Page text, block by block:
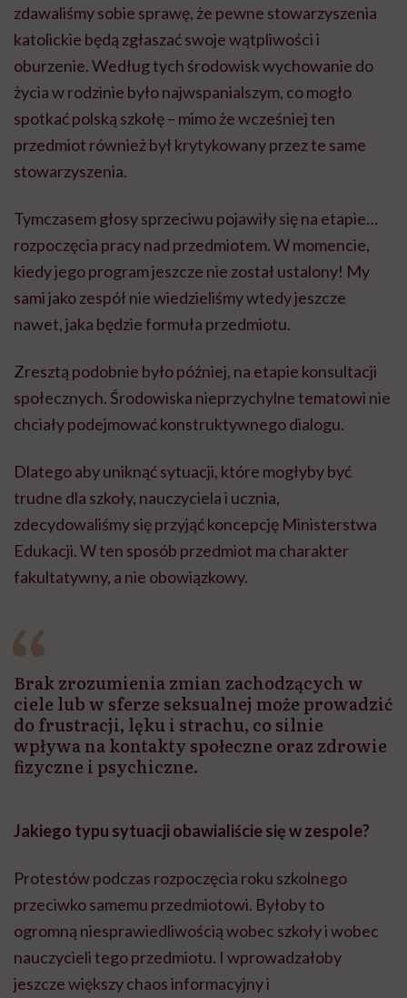
zdawaliśmy sobie sprawę, że pewne stowarzyszenia
katolickie będą zgłaszać swoje wątpliwości i
oburzenie. Według tych środowisk wychowanie do
życia w rodzinie było najwspanialszym, co mogło
spotkać polską szkołę – mimo że wcześniej ten
przedmiot również był krytykowany przez te same
stowarzyszenia.
Tymczasem głosy sprzeciwu pojawiły się na etapie…
rozpoczęcia pracy nad przedmiotem. W momencie,
kiedy jego program jeszcze nie został ustalony! My
sami jako zespół nie wiedzieliśmy wtedy jeszcze
nawet, jaka będzie formuła przedmiotu.
Zresztą podobnie było później, na etapie konsultacji
społecznych. Środowiska nieprzychylne tematowi nie
chciały podejmować konstruktywnego dialogu.
Dlatego aby uniknąć sytuacji, które mogłyby być
trudne dla szkoły, nauczyciela i ucznia,
zdecydowaliśmy się przyjąć koncepcję Ministerstwa
Edukacji. W ten sposób przedmiot ma charakter
fakultatywny, a nie obowiązkowy.
Brak zrozumienia zmian zachodzących w
ciele lub w sferze seksualnej może prowadzić
do frustracji, lęku i strachu, co silnie
wpływa na kontakty społeczne oraz zdrowie
fizyczne i psychiczne.
Jakiego typu sytuacji obawialiście się w zespole?
Protestów podczas rozpoczęcia roku szkolnego
przeciwko samemu przedmiotowi. Byłoby to
ogromną niesprawiedliwością wobec szkoły i wobec
nauczycieli tego przedmiotu. I wprowadzałoby
jeszcze większy chaos informacyjny i